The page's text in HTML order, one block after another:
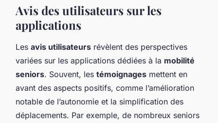
Avis des utilisateurs sur les
applications
Les avis utilisateurs révèlent des perspectives
variées sur les applications dédiées à la mobilité
seniors. Souvent, les témoignages mettent en
avant des aspects positifs, comme l’amélioration
notable de l’autonomie et la simplification des
déplacements. Par exemple, de nombreux seniors